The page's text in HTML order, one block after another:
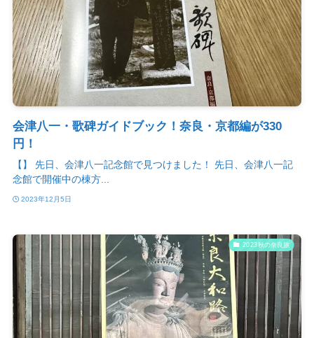
会津八一・歌碑ガイドブック！奈良・京都編が330
円！
【】 先日、会津八一記念館で見つけました！ 先日、会津八一記
念館で開催中の棟方...
2023年12月5日
2023秋の奈良旅